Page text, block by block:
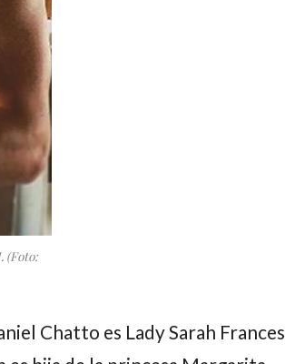
(Foto:
Chatto es Lady Sarah Frances